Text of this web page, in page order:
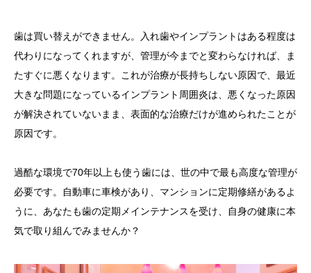
歯は買い替えができません。入れ歯やインプラントはある程度は
代わりになってくれますが、管理が今までと変わらなければ、ま
たすぐに悪くなります。これが治療が長持ちしない原因で、最近
大きな問題になっているインプラント周囲炎は、悪くなった原因
が解決されていないまま、表面的な治療だけが進められたことが
原因です。
過酷な環境で70年以上も使う歯には、世の中で最も高度な管理が
必要です。自動車に車検があり、マンションに定期修繕があるよ
うに、あなたも歯の定期メインテナンスを受け、自身の健康に本
気で取り組んでみませんか？